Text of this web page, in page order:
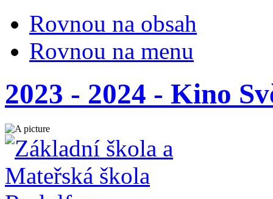
Rovnou na obsah
Rovnou na menu
2023 - 2024 - Kino